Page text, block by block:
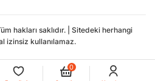
hakları saklıdır. | Sitedeki herhangi
izinsiz kullanılamaz.
0